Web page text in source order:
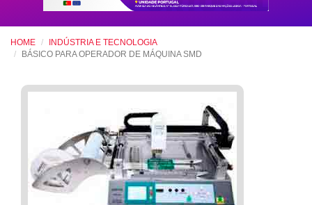
HOME
INDÚSTRIA E TECNOLOGIA
BÁSICO PARA OPERADOR DE MÁQUINA SMD